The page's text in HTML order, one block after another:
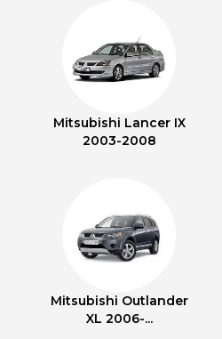
Mitsubishi Lancer IX
2003-2008
Mitsubishi Outlander
XL 2006-...